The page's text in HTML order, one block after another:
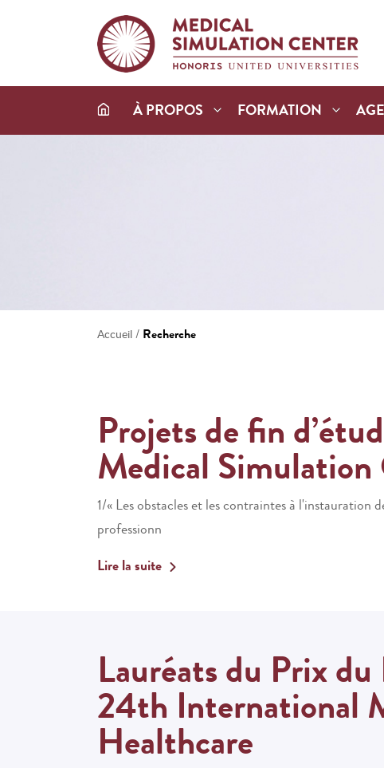
À PROPOS FORMATION
Accueil / Recherche
Projets de fin
Medical
1/« Les obstacles et les contraintes à l'instauration
professionn
Lire la suite
Lauréats du Prix
24th International
Healthcare